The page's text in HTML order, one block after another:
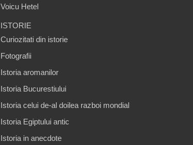
Voicu Hetel
ISTORIE
Curiozitati din istorie
Fotografii
Istoria aromanilor
Istoria Bucurestiului
Istoria celui de-al doilea razboi mondial
Istoria Egiptului antic
Istoria in anecdote